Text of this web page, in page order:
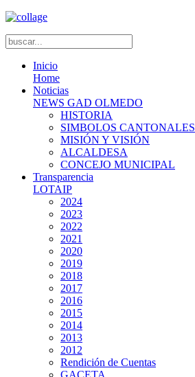
Inicio
Home
Noticias
NEWS GAD OLMEDO
HISTORIA
SIMBOLOS CANTONALES
MISIÓN Y VISIÓN
ALCALDESA
CONCEJO MUNICIPAL
Transparencia
LOTAIP
2024
2023
2022
2021
2020
2019
2018
2017
2016
2015
2014
2013
2012
Rendición de Cuentas
GACETA